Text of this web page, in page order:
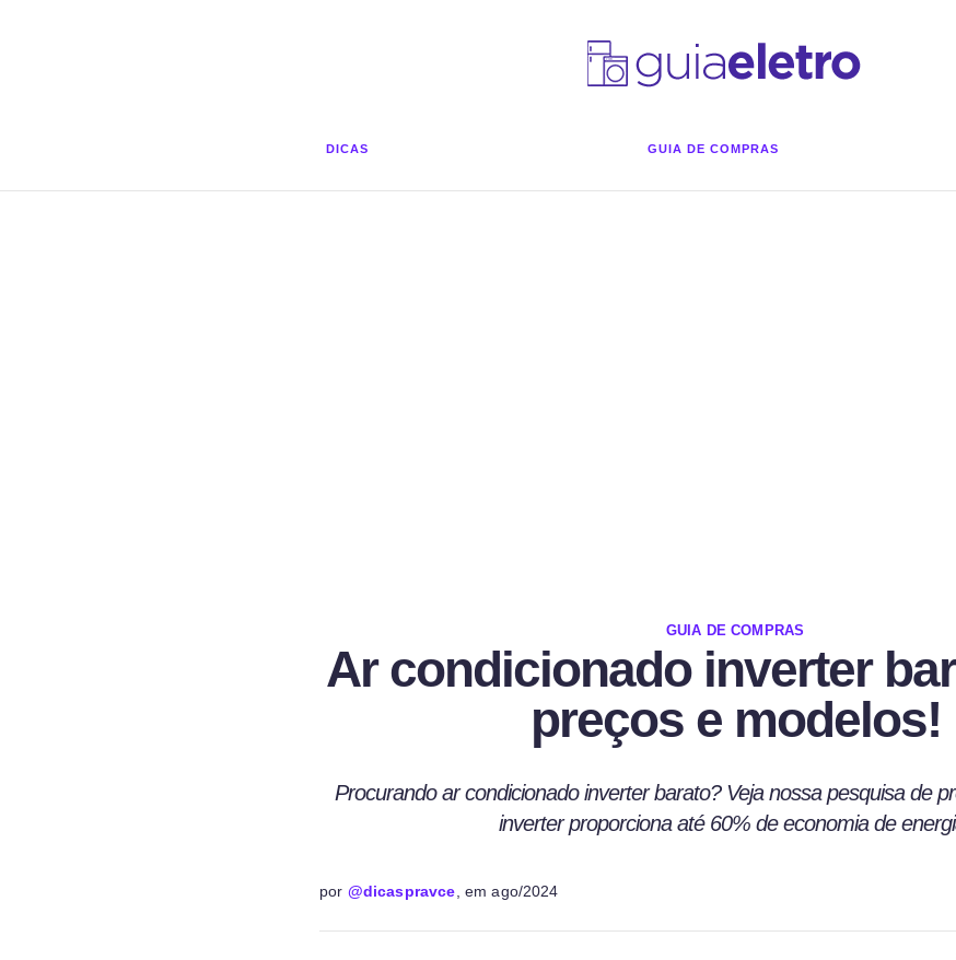
DICAS GUIA DE COMPRAS
GUIA DE COMPRAS
Ar condicionado inverter
preços e modelos!
Procurando ar condicionado inverter barato? Veja nossa pesquisa de
inverter proporciona até 60% de economia de
por @dicaspravce , emago/2024